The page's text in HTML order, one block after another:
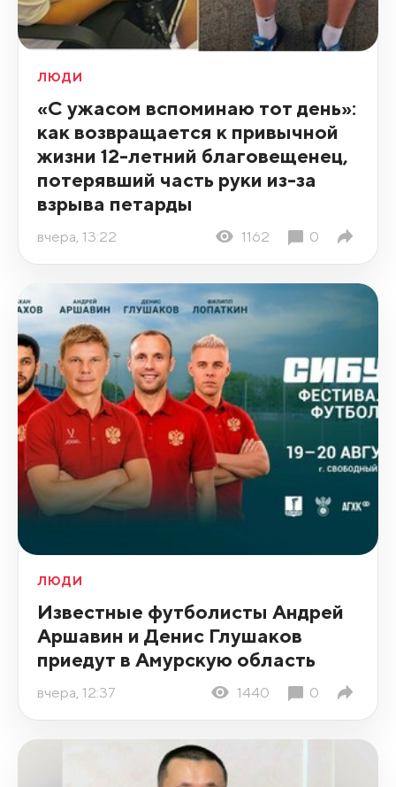
ЛЮДИ
«С ужасом вспоминаю тот день»:
как возвращается к привычной
жизни 12-летний благовещенец,
потерявший часть руки из-за
взрыва петарды
вчера, 13:22 1162 0
ЛЮДИ
Известные футболисты Андрей
Аршавин и Денис Глушаков
приедут в Амурскую область
вчера, 12:37 1440 0